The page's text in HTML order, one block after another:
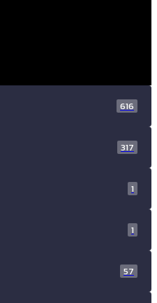
616
317
1
1
57